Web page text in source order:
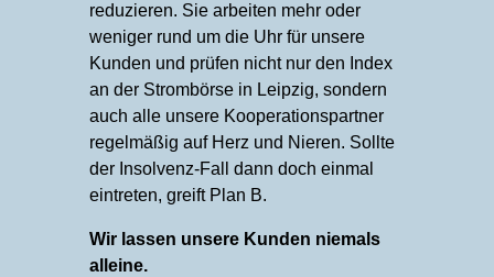
reduzieren. Sie arbeiten mehr oder
weniger rund um die Uhr für unsere
Kunden und prüfen nicht nur den Index
an der Strombörse in Leipzig, sondern
auch alle unsere Kooperationspartner
regelmäßig auf Herz und Nieren. Sollte
der Insolvenz-Fall dann doch einmal
eintreten, greift Plan B.
Wir lassen unsere Kunden niemals
alleine.